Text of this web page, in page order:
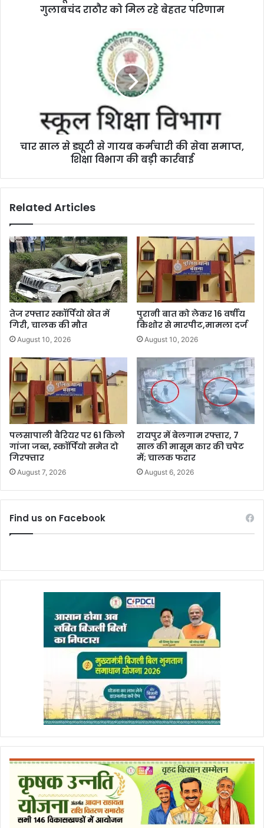
गुलाबचंद राठौर को मिल रहे बेहतर परिणाम
चार साल से ड्यूटी से गायब कर्मचारी की सेवा समाप्त,
शिक्षा विभाग की बड़ी कार्रवाई
Related Articles
तेज रफ्तार स्कॉर्पियो खेत में
गिरी, चालक की मौत
August 10, 2026
पुरानी बात को लेकर 16 वर्षीय
किशोर से मारपीट,मामला दर्ज
August 10, 2026
पलसापाली बैरियर पर 61 किलो
गांजा जब्त, स्कॉर्पियो समेत दो
गिरफ्तार
August 7, 2026
रायपुर में बेलगाम रफ्तार, 7
साल की मासूम कार की चपेट
में; चालक फरार
August 6, 2026
Find us on Facebook